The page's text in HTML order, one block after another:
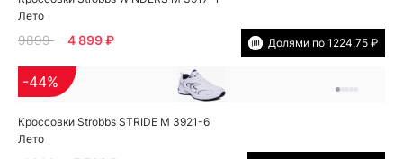
Лето
9899 4 899 ₽ Долями по 1224.75 ₽
Кроссовки Strobbs STRIDE M 3921-6
Лето
-44%